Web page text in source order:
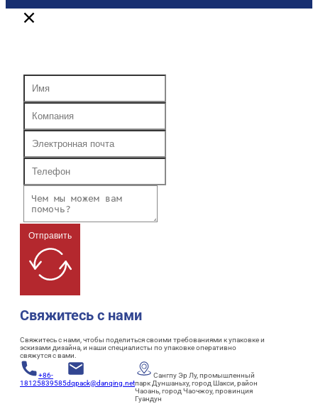
Отправить
Свяжитесь с нами
Свяжитесь с нами, чтобы поделиться своими требованиями к упаковке и
эскизами дизайна, и наши специалисты по упаковке оперативно
свяжутся с вами.
+86-
18125839585dqpack@danqing.net
Сангпу Эр Лу, промышленный
парк Дуншаньху, город Шакси, район
Чаоань, город Чаочжоу, провинция
Гуандун